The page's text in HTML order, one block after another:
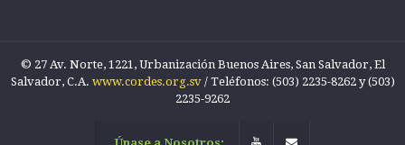
© 27 Av. Norte, 1221, Urbanización Buenos Aires, San Salvador, El
Salvador, C.A. www.cordes.org.sv / Teléfonos: (503) 2235-8262 y (503)
2235-9262